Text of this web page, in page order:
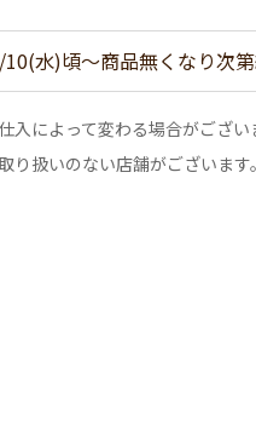
10(水)頃～商品無くなり次
によって変わる場合がござい
扱いのない店舗がございます。